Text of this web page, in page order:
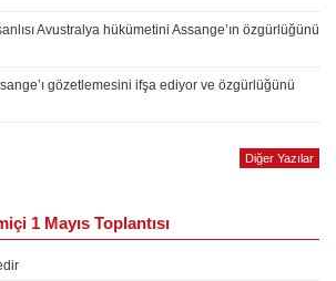
Avustralya hükümetini Assange’ın özgürlüğünü
gözetlemesini ifşa ediyor ve özgürlüğünü
Diğer Yazılar
1 Mayıs Toplantısı